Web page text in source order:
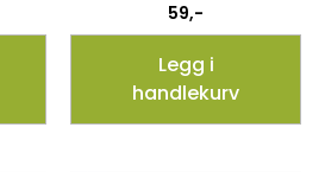
59,-
Legg i
handlekurv